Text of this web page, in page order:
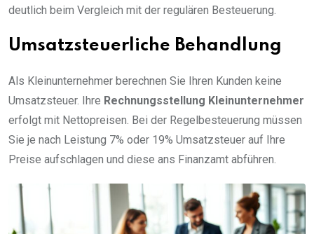
deutlich beim Vergleich mit der regulären Besteuerung.
Umsatzsteuerliche Behandlung
Als Kleinunternehmer berechnen Sie Ihren Kunden keine
Umsatzsteuer. Ihre Rechnungsstellung Kleinunternehmer
erfolgt mit Nettopreisen. Bei der Regelbesteuerung müssen
Sie je nach Leistung 7% oder 19% Umsatzsteuer auf Ihre
Preise aufschlagen und diese ans Finanzamt abführen.